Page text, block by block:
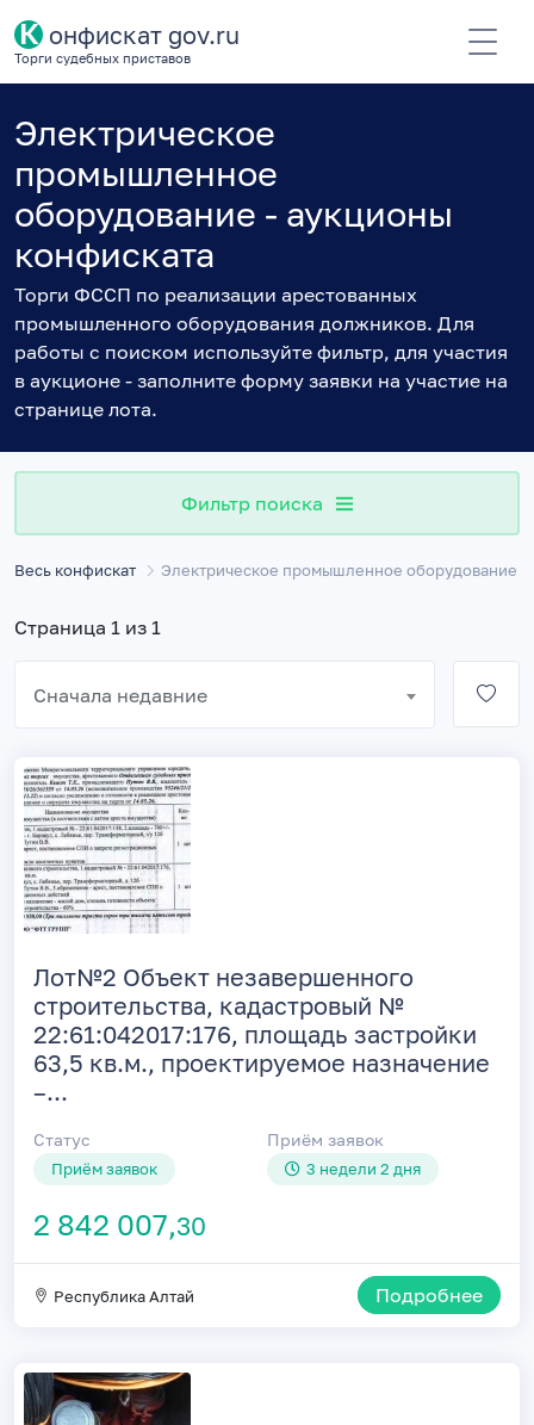
К онфискат gov.ru
Торги судебных приставов
Электрическое
промышленное
оборудование - аукционы
конфиската
Торги ФССП по реализации арестованных
промышленного оборудования должников. Для
работы с поиском используйте фильтр, для участия
в аукционе - заполните форму заявки на участие на
странице лота.
Фильтр поиска
Весь конфискат Электрическое промышленное оборудование
Страница 1 из 1
Сначала недавние
Лот№2 Объект незавершенного
строительства, кадастровый №
22:61:042017:176, площадь застройки
63,5 кв.м., проектируемое назначение
–...
Статус
Приём заявок
Приём заявок
3 недели 2 дня
2 842 007,30
Республика Алтай Подробнее